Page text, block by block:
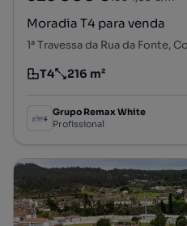
Moradia T4 para venda
Tipologia
T4
Preço por metro quadrado
216 m²
Grupo Remax White
Profissional